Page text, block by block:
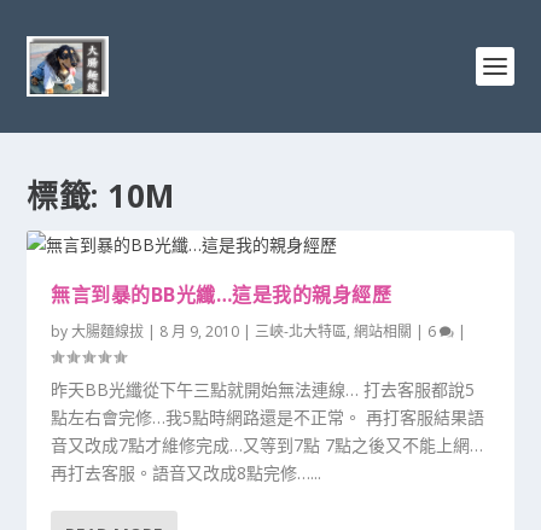
標籤: 10M
無言到暴的BB光纖…這是我的親身經歷
by大腸麵線拔 | 8 月 9, 2010 |三峽-北大特區,網站相關 | 6 |
昨天BB光纖從下午三點就開始無法連線… 打去客服都說5
點左右會完修…我5點時網路還是不正常。 再打客服結果語
音又改成7點才維修完成…又等到7點 7點之後又不能上網…
再打去客服。語音又改成8點完修…...